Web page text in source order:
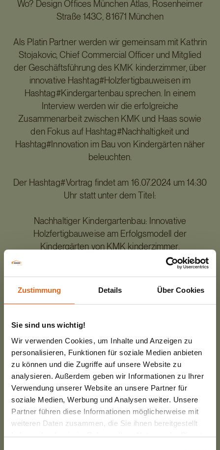
Zustimmung Details Über Cookies
Sie sind uns wichtig!
Wir verwenden Cookies, um Inhalte und Anzeigen zu
personalisieren, Funktionen für soziale Medien anbieten
zu können und die Zugriffe auf unsere Website zu
analysieren. Außerdem geben wir Informationen zu Ihrer
Verwendung unserer Website an unsere Partner für
soziale Medien, Werbung und Analysen weiter. Unsere
Partner führen diese Informationen möglicherweise mit
weiteren Daten zusammen, die Sie ihnen bereitgestellt
haben oder die sie im Rahmen Ihrer Nutzung der Dienste
Wo? Design Offices München Atlas, Rosenheimer
Straße 143C, 81671 München
Als Platin Partner werden wir gemeinsam mit Kathrin
Stojakovic, Chief Commercial Officer und Mitglied
der Geschäftsführung des KMK kinderzimmer, über
innovative Hashtag#Holzfertigbauweisen im
Hashtag#Kindergartenbau sprechen. In einem
Interview werden wir die erfolgreiche
Zusammenarbeit zwischen KMK und Haas sowie
den Fokus auf Hashtag#Nachhaltigkeit und
Hashtag#Innovation im Bau von Kindergärten näher
beleuchten.
Der Hashtag#Vortrag findet am 16.07.2024 um 14:30
Uhr statt unter dem Titel:
Nachhaltiger Kindergartenbau: Innovative
Holzfertigbauweise am Erfolgsmodell der
Kindergärten von KMK kinderzimmer.
Im Anschluss an den Vortrag gibt es eine
Kaffeepause mit Expertengesprächen. Hier haben
Sie die Möglichkeit, Ihre Fragen direkt an Dirk
Gewerbebau bei Haas, zu stellen oder sich mit
anderen Fachleuten zum dem Thema
auszutauschen.
Wir freuen uns auf Ihre Teilnahme am der Konferenz
des Hashtag#mfstarnberg und interessante
Hashtag#Diskussionen über die Zukunfts- und
Hashtag#Wachstumsräume für die kommenden
Hashtag#Generationen.